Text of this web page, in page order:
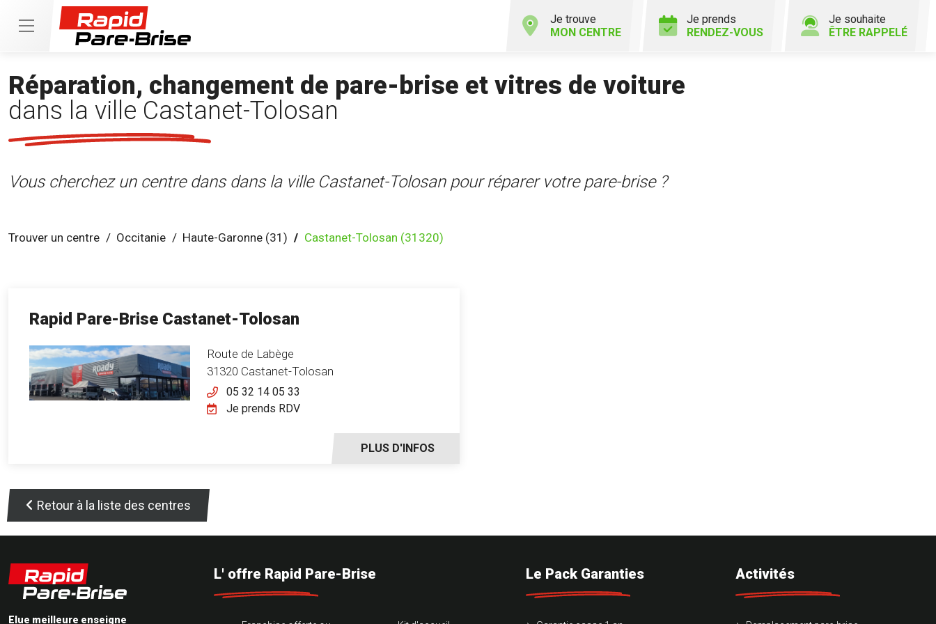
Je trouve
MON CENTRE
Je prends
RENDEZ-VOUS
Je souhaite
ÊTRE RAPPELÉ
Réparation, changement de pare-brise et vitres de voiture
dans la ville Castanet-Tolosan
Vous cherchez un centre dans dans la ville Castanet-Tolosan pour réparer votre pare-brise ?
Trouver un centre Occitanie Haute-Garonne (31) Castanet-Tolosan (31320)
Rapid Pare-Brise Castanet-Tolosan
Route de Labège
31320 Castanet-Tolosan
05 32 14 05 33
PLUS D'INFOS
Je prends RDV
Retour à la liste des centres
Elue meilleure enseigne
L' offre Rapid Pare-Brise Le Pack Garanties Activités